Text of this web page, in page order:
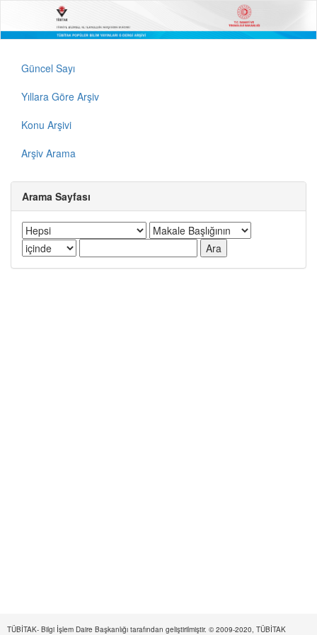
Güncel Sayı
Yıllara Göre Arşiv
Konu Arşivi
Arşiv Arama
Arama Sayfası
TÜBİTAK- Bilgi İşlem Daire Başkanlığı tarafından geliştirilmiştir. © 2009-2020, TÜBİTAK